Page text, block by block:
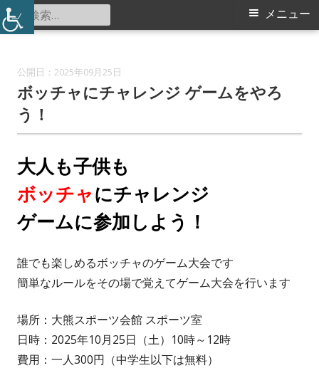
コ
ン
大熊スポーツ会館
メ
ュ
メニュー
検
索:
2025年09月25日
ボッチャにチャレンジ ゲームをやろ
う！
大人も子供も
ボッチャにチャレンジ
ゲームに参加しよう！
誰でも楽しめるボッチャのゲーム大会です
簡単なルールをその場で覚えてゲーム大会を行います
場所：大熊スポーツ会館 スポーツ室
日時：2025年10月25日（土）10時～12時
費用：一人300円（中学生以下は無料）